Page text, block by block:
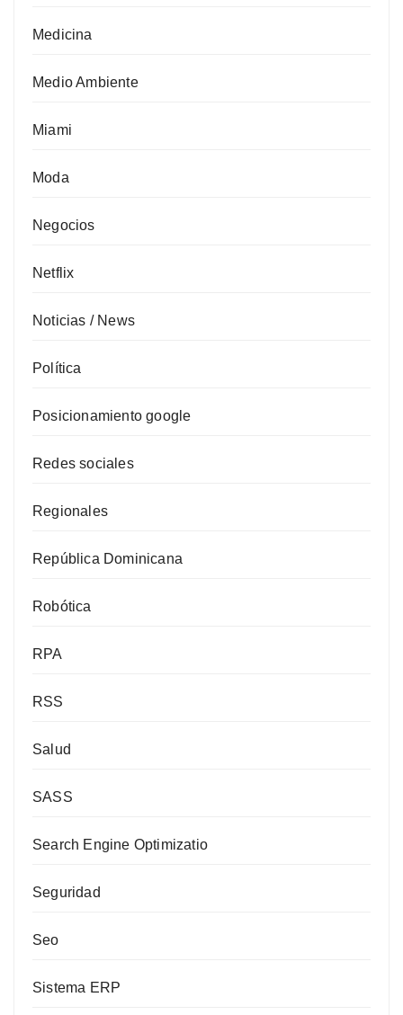
Medicina
Medio Ambiente
Miami
Moda
Negocios
Netflix
Noticias / News
Política
Posicionamiento google
Redes sociales
Regionales
República Dominicana
Robótica
RPA
RSS
Salud
SASS
Search Engine Optimizatio
Seguridad
Seo
Sistema ERP